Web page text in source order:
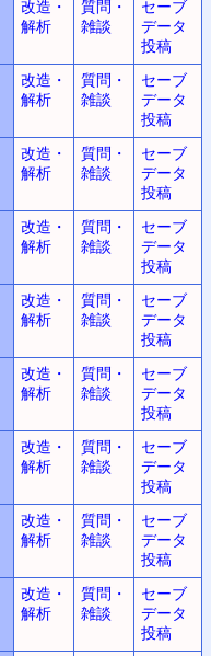
改造・
解析
質問・
雑談
セーブ
データ
投稿
改造・
解析
質問・
雑談
セーブ
データ
投稿
改造・
解析
質問・
雑談
セーブ
データ
投稿
改造・
解析
質問・
雑談
セーブ
データ
投稿
改造・
解析
質問・
雑談
セーブ
データ
投稿
改造・
解析
質問・
雑談
セーブ
データ
投稿
改造・
解析
質問・
雑談
セーブ
データ
投稿
改造・
解析
質問・
雑談
セーブ
データ
投稿
改造・
解析
質問・
雑談
セーブ
データ
投稿